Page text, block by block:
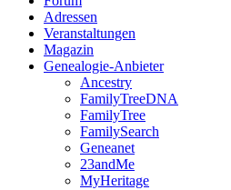
Adressen
Veranstaltungen
Magazin
Genealogie-Anbieter
Ancestry
FamilyTreeDNA
FamilyTree
FamilySearch
Geneanet
23andMe
MyHeritage